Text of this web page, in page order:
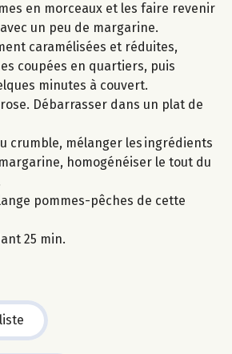
en morceaux et les faire revenir
un peu de margarine.
caramélisées et réduites,
coupées en quartiers, puis
minutes à couvert.
Débarrasser dans un plat de
crumble, mélanger les ingrédients
homogénéiser le tout du
pommes-pêches de cette
25 min.